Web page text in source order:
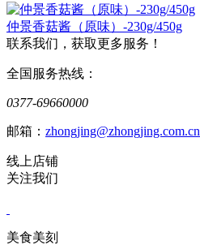
仲景香菇酱（原味）-230g/450g
联系我们，获取更多服务！
全国服务热线：
0377-69660000
邮箱： zhongjing@zhongjing.com.cn
线上店铺
关注我们
美食美刻